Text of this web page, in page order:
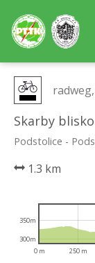
Skarby
Podstolice -
1.3 km
0 m 250 m
300m
350m